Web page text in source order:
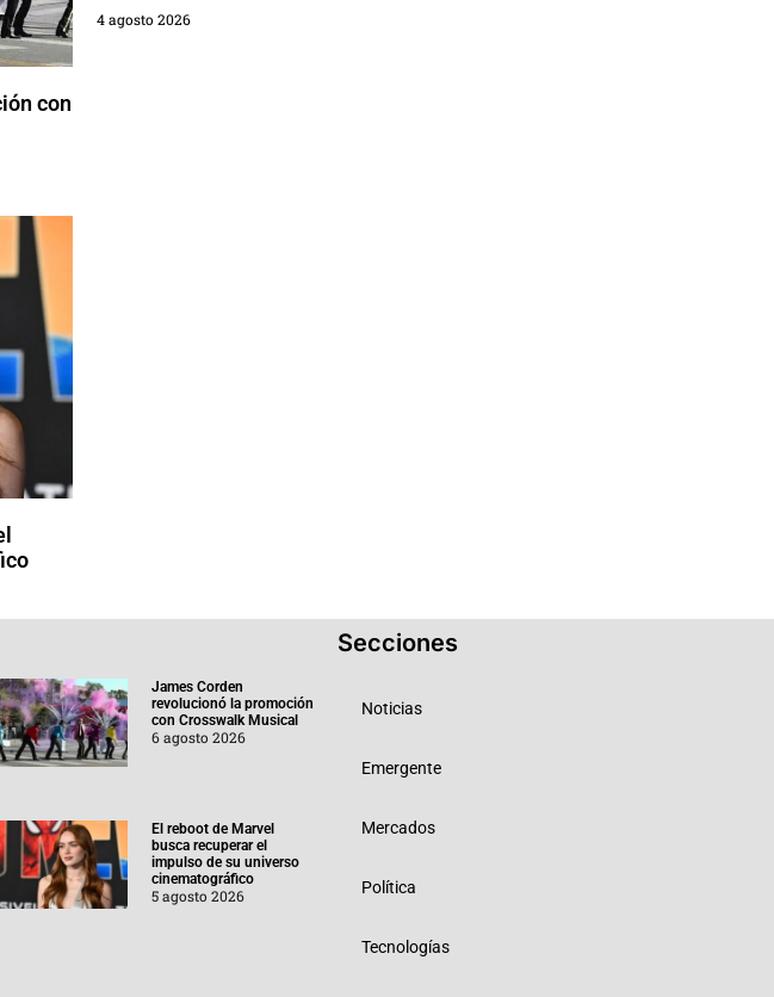
con
4 agosto 2026
James Corden
revolucionó la promoción
con Crosswalk Musical
6 agosto 2026
El reboot de Marvel
busca recuperar el
impulso de su universo
cinematográfico
5 agosto 2026
Secciones
Noticias
Emergente
Mercados
Política
Tecnologías